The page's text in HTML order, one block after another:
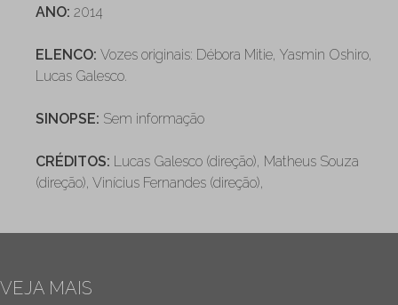
ANO: 2014
ELENCO: Vozes originais: Débora Mitie, Yasmin Oshiro,
Lucas Galesco.
SINOPSE: Sem informação
CRÉDITOS: Lucas Galesco (direção), Matheus Souza
(direção), Vinícius Fernandes (direção),
VEJA MAIS